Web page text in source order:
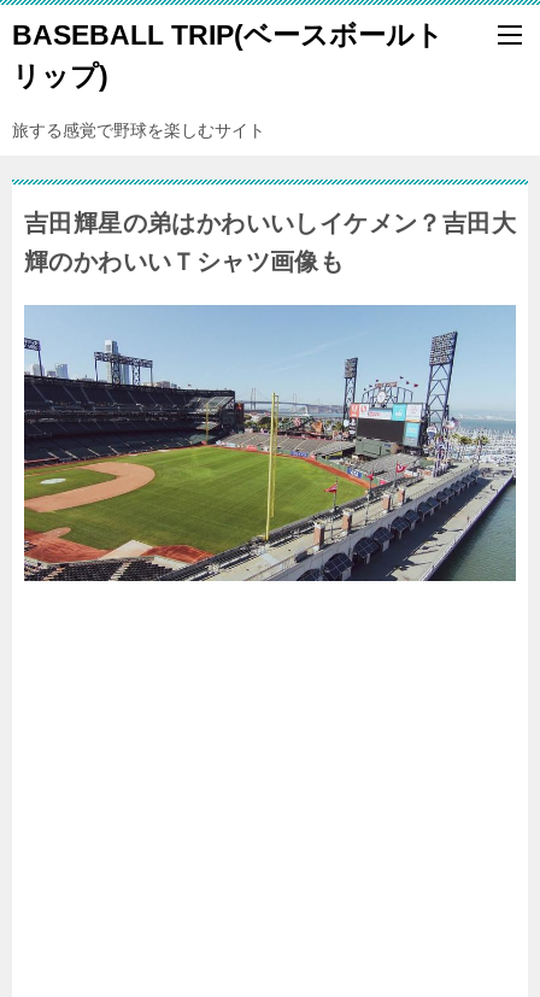
BASEBALL TRIP(ベースボールト
リップ)
旅する感覚で野球を楽しむサイト
吉田輝星の弟はかわいいしイケメン？吉田大
輝のかわいいＴシャツ画像も